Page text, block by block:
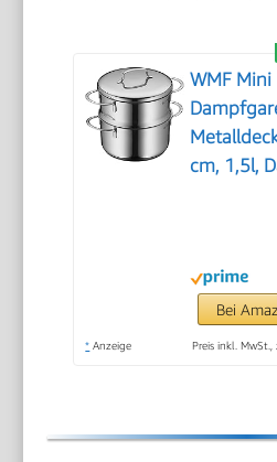
WMF Mini
cm, 1,5l,
stapelbar,
kleine
Bei
* Anzeige Preis inkl.